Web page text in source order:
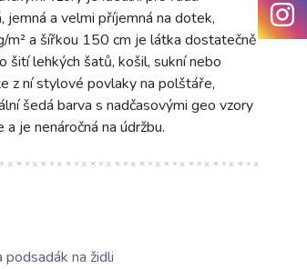
a velmi příjemná na dotek,
a šířkou 150 cm je látka dostatečně
šití lehkých šatů, košil, sukní nebo
z ní stylové povlaky na polštáře,
šedá barva s nadčasovými geo vzory
je nenáročná na údržbu.
podsadák na židli